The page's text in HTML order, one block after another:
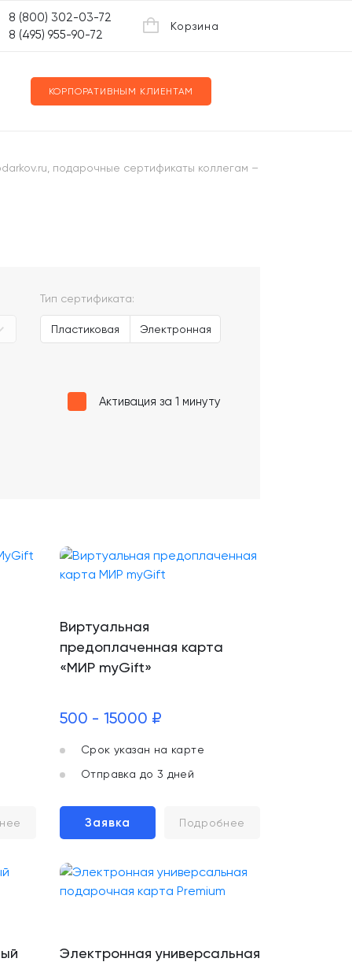
КОРПОРАТИВНЫМ КЛИЕНТАМ
8 (800) 302-03-72
8 (495) 955-90-72
Корзина
подарочные сертификаты коллегам –
Тип сертификата:
Пластиковая Электронная
Активация за 1 минуту
Виртуальная
предоплаченная карта
«МИР myGift»
500 - 15000 ₽
Срок указан на карте
Отправка до 3 дней
Заявка Подробнее
Электронная универсальная